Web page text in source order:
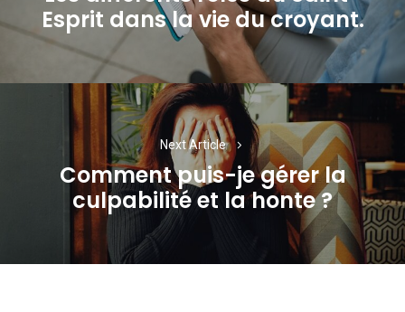
Previous
post:
Esprit dans la vie du croyant.
Next Article
Next
post:
Comment puis-je gérer la
culpabilité et la honte ?